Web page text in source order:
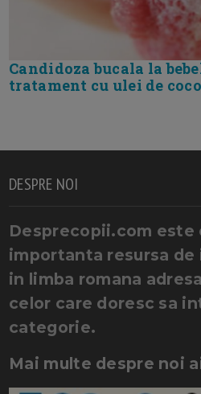
Candidoza bucala la
tratament cu ulei de
DESPRE NOI
Desprecopii.com este
importanta resursa
in limba romana
celor care doresc sa
categorie.
Mai multe despre noi